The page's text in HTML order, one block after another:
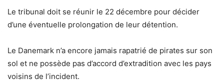
Le tribunal doit se réunir le 22 décembre pour décider
d’une éventuelle prolongation de leur détention.
Le Danemark n’a encore jamais rapatrié de pirates sur son
sol et ne possède pas d’accord d’extradition avec les pays
voisins de l’incident.